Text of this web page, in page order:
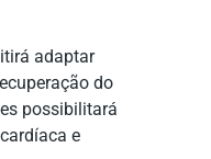
adaptar
do
possibilitará
e